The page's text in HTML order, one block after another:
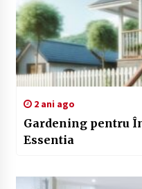
2 ani ago
Gardening pentru
Essentia